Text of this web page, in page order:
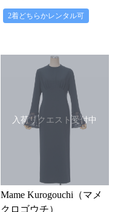
2着どちらかレンタル可
入荷リクエスト受付中
Mame Kurogouchi（マメ
クロゴウチ）